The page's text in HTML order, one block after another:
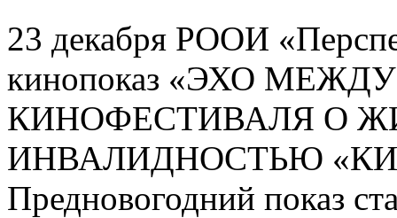
23 декабря РООИ
кинопоказ «ЭХО
КИНОФЕСТИВАЛЯ О
ИНВАЛИДНОСТЬЮ
Предновогодний показ